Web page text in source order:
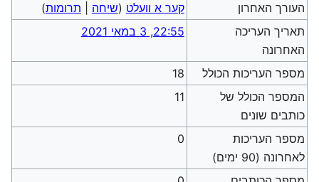
העורך האחרון
קער א וועלט (שיחה תרומות)
תאריך העריכה
האחרונה
22:55, 3 במאי 2021
מספר העריכות הכולל
18
המספר הכולל של
כותבים שונים
11
מספר העריכות
לאחרונה (90 ימים)
0